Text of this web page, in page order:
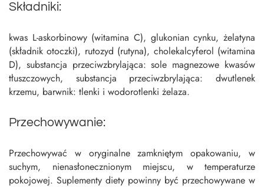
Składniki:
kwas L-askorbinowy (witamina C), glukonian cynku, żelatyna
(składnik otoczki), rutozyd (rutyna), cholekalcyferol (witamina
D), substancja przeciwzbrylająca: sole magnezowe kwasów
tłuszczowych, substancja przeciwzbrylająca: dwutlenek
krzemu, barwnik: tlenki i wodorotlenki żelaza.
Przechowywanie:
Przechowywać w oryginalne zamkniętym opakowaniu, w
suchym, nienasłonecznionym miejscu, w temperaturze
pokojowej. Suplementy diety powinny być przechowywane w